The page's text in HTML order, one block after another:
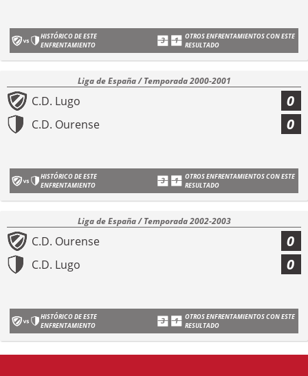
HISTÓRICO DE ESTE
ENFRENTAMIENTO
OTROS ENFRENTAMIENTOS CON ESTE
RESULTADO
Liga de España / Temporada 2000-2001
C.D. Lugo 0
C.D. Ourense 0
HISTÓRICO DE ESTE
ENFRENTAMIENTO
OTROS ENFRENTAMIENTOS CON ESTE
RESULTADO
Liga de España / Temporada 2002-2003
C.D. Ourense 0
C.D. Lugo 0
HISTÓRICO DE ESTE
ENFRENTAMIENTO
OTROS ENFRENTAMIENTOS CON ESTE
RESULTADO